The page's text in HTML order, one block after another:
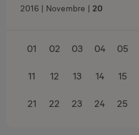
2016 Novembre 20
01 02 03 04 05
11 12 13 14 15
21 22 23 24 25